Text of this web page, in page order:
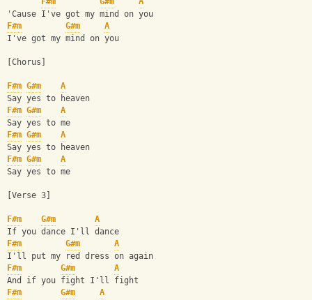
'Cause I've got my mind on you
F#m
G#m
A
I've got my mind on you
[Chorus]
F#m G#m
A
Say yes to heaven
F#m G#m
A
Say yes to me
F#m G#m
A
Say yes to heaven
F#m G#m
A
Say yes to me
[Verse 3]
F#m G#m
A
If you dance I'll dance
F#m
G#m
A
I'll put my red dress on again
F#m
G#m
A
And if you fight I'll fight
F#m
G#m A